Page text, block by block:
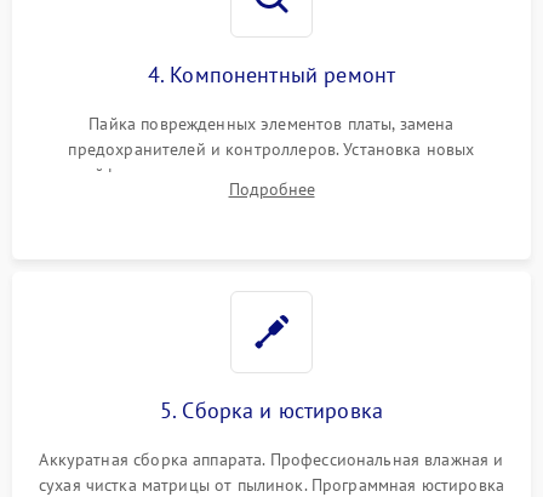
4. Компонентный ремонт
Пайка поврежденных элементов платы, замена
предохранителей и контроллеров. Установка новых
шлейфов, дисплея, механизма затвора или двигателя
автофокуса. Восстановление геометрии тубуса объектива
Подробнее
5. Сборка и юстировка
Аккуратная сборка аппарата. Профессиональная влажная и
сухая чистка матрицы от пылинок. Программная юстировка